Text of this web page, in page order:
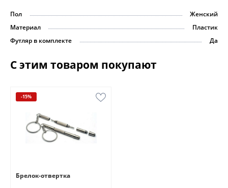
Пол
Женский
Материал
Пластик
Футляр в комплекте
Да
С этим товаром покупают
-15%
Брелок-отвертка